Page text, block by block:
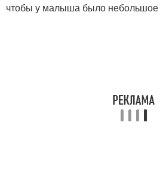
чтобы у малыша было небольшое